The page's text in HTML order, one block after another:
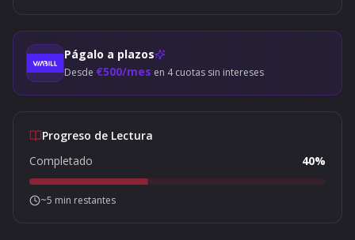
Págalo a plazos
Desde €500/mes en 4cuotas sin intereses
Progreso de Lectura
Completado
40%
~5 min restantes